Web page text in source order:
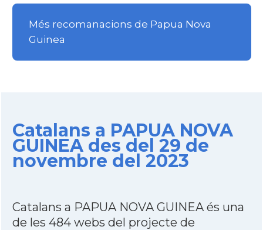
Més recomanacions de Papua Nova
Guinea
Catalans a PAPUA NOVA
GUINEA des del 29 de
novembre del 2023
Catalans a PAPUA NOVA GUINEA és una
de les 484 webs del projecte de